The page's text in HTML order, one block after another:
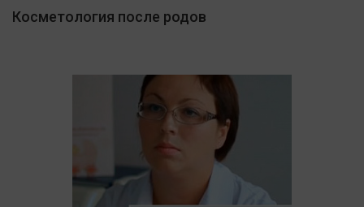
Косметология после родов